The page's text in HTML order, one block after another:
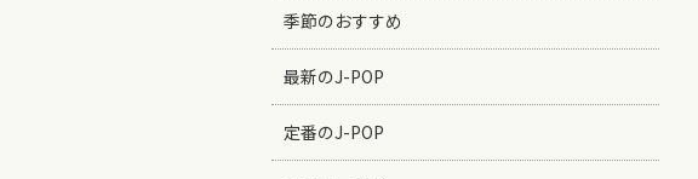
季節のおすすめ
最新のJ-POP
定番のJ-POP